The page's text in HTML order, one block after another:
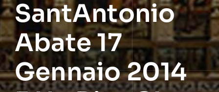
SantAntonio
Abate 17
Gennaio 2014